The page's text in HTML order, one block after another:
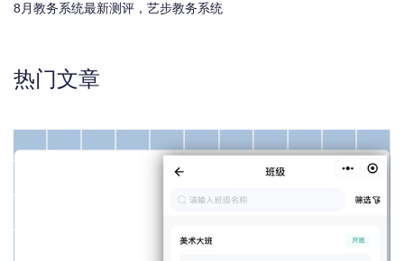
8月教务系统最新测评，艺步教务系统
热门文章